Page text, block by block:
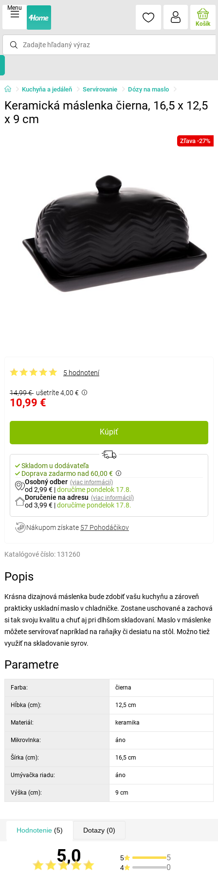
Menu
Košík
Kuchyňa a jedáleň Servírovanie Dózy na maslo
Keramická máslenka čierna, 16,5 x 12,5
x 9 cm
Zľava -27%
5 hodnotení
14,99 € ušetríte 4,00 €
10,99 €
Kúpiť
Skladom u dodávateľa
Doprava zadarmo nad 60,00 €
Osobný odber (viac informácií)
od 2,99 € |doručíme pondelok 17.8.
Doručenie na adresu (viac informácií)
od 3,99 € |doručíme pondelok 17.8.
Nákupom získate 57 Pohodáčikov
Katalógové číslo: 131260
Popis
Krásna dizajnová máslenka bude zdobiť vašu kuchyňu a zároveň
prakticky uskladní maslo v chladničke. Zostane uschované a zachová
si tak svoju kvalitu a chuť aj pri dlhšom skladovaní. Maslo v máslenke
môžete servírovať napríklad na raňajky či desiatu na stôl. Možno tiež
využiť na skladovanie syrov.
Parametre
Farba: čierna
Hĺbka (cm): 12,5 cm
Materiál: keramika
Mikrovlnka: áno
Šírka (cm): 16,5 cm
Umývačka riadu: áno
Výška (cm): 9 cm
Hodnotenie(5) Dotazy(0)
5,0 5 5
4 0